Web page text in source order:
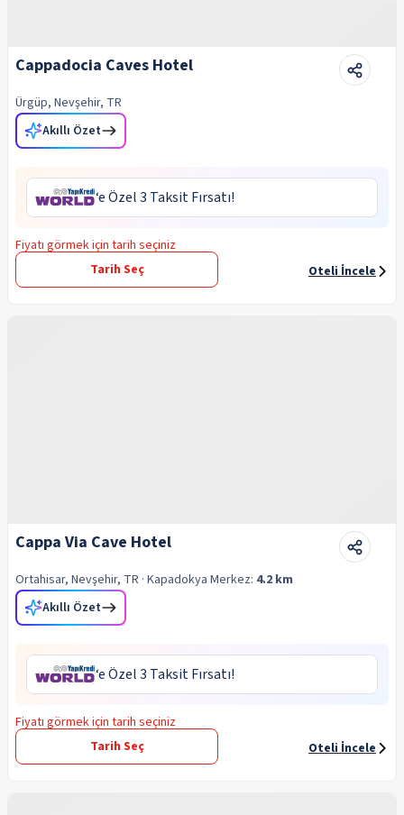
Cappadocia Caves Hotel
Ürgüp, Nevşehir, TR
Akıllı Özet
‘e Özel 3 Taksit Fırsatı!
Fiyatı görmek için tarih seçiniz
Tarih Seç
Oteli İncele
Cappa Via Cave Hotel
Ortahisar, Nevşehir, TR · Kapadokya Merkez: 4.2 km
Akıllı Özet
‘e Özel 3 Taksit Fırsatı!
Fiyatı görmek için tarih seçiniz
Tarih Seç
Oteli İncele